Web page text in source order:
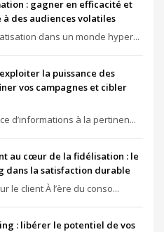
: gagner en efficacité et
des audiences volatiles
dans un monde hyper...
la puissance des
vos campagnes et cibler
d’informations à la pertinen...
au cœur de la fidélisation : le
dans la satisfaction durable
le client À l’ère du conso...
: libérer le potentiel de vos